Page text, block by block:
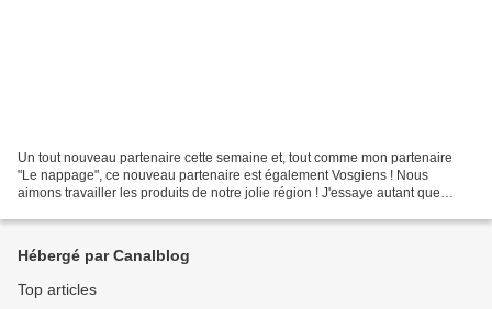
Un tout nouveau partenaire cette semaine et, tout comme mon partenaire
"Le nappage", ce nouveau partenaire est également Vosgiens ! Nous
aimons travailler les produits de notre jolie région ! J'essaye autant que
Hébergé par Canalblog
Top articles